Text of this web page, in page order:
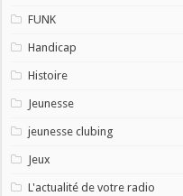
FUNK
Handicap
Histoire
Jeunesse
jeunesse clubing
Jeux
L'actualité de votre radio